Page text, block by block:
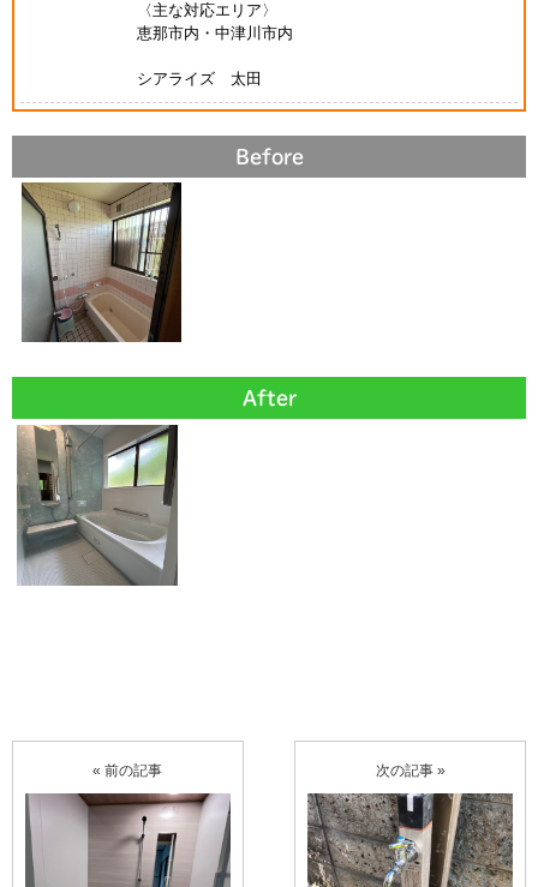
〈主な対応エリア〉
恵那市内・中津川市内
シアライズ 太田
Before
After
« 前の記事 次の記事 »